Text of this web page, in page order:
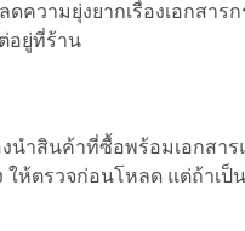
ความยุ่งยากเรื่องเอกสาร
อยู่ที่ร้าน
นำสินค้าที่ซื้อพร้อมเอกสา
ห้ตรวจก่อนโหลด แต่ถ้าเ